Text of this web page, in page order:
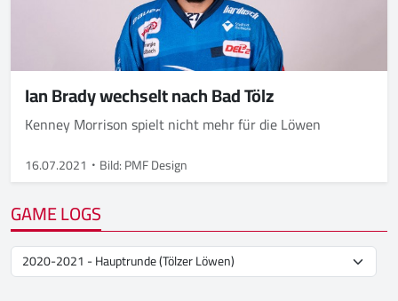
Ian Brady wechselt nach Bad Tölz
Kenney Morrison spielt nicht mehr für die Löwen
16.07.2021 Bild: PMF Design
GAME LOGS